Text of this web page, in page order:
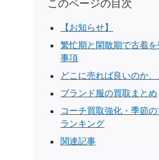
このページの目次
【お知らせ】
繁忙期と閑散期で古着
事項
どこに売れば良いのか、
ブランド服の買取まとめ
コーチ買取強化・季節
ランキング
関連記事